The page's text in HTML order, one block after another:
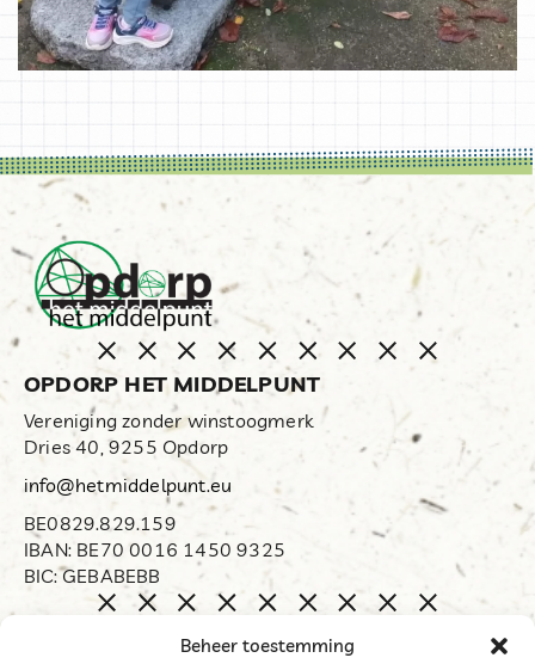
Beheer toestemming
OPDORP HET MIDDELPUNT
Vereniging zonder winstoogmerk
Dries 40, 9255 Opdorp
info@hetmiddelpunt.eu
BE0829.829.159
IBAN: BE70 0016 1450 9325
BIC: GEBABEBB